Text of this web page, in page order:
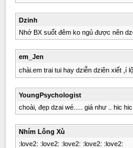
Dzinh
Nhớ BX suốt đêm ko ngủ được nên
em_Jen
chài.em trai tui hay dziễn dziên xiết ,í
YoungPsychologist
choài, đẹp dzai wé..... giá như .. hic
Nhím Lông Xù
:love2: :love2: :love2: :love2: :love2: